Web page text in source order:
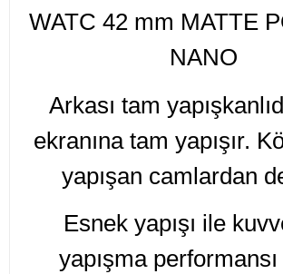
WATC 42 mm MATTE
NANO
Arkası tam
ekranına tam yapışır.
yapışan camlardan
Esnek yapışı ile
yapışma